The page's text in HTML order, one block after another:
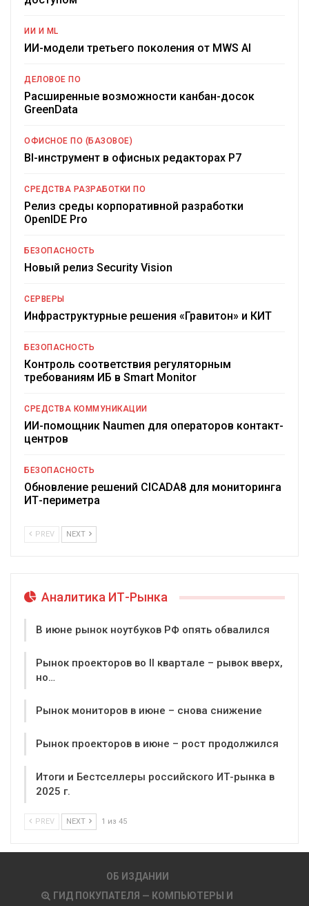
ИИ И ML
ИИ-модели третьего поколения от MWS AI
ДЕЛОВОЕ ПО
Расширенные возможности канбан-досок
GreenData
ОФИСНОЕ ПО (БАЗОВОЕ)
BI-инструмент в офисных редакторах Р7
СРЕДСТВА РАЗРАБОТКИ ПО
Релиз среды корпоративной разработки
OpenIDE Pro
БЕЗОПАСНОСТЬ
Новый релиз Security Vision
СЕРВЕРЫ
Инфраструктурные решения «Гравитон» и КИТ
БЕЗОПАСНОСТЬ
Контроль соответствия регуляторным
требованиям ИБ в Smart Monitor
СРЕДСТВА КОММУНИКАЦИИ
ИИ-помощник Naumen для операторов контакт-
центров
БЕЗОПАСНОСТЬ
Обновление решений CICADA8 для мониторинга
ИТ-периметра
PREV NEXT
Аналитика ИТ-Рынка
В июне рынок ноутбуков РФ опять обвалился
Рынок проекторов во II квартале – рывок вверх,
но…
Рынок мониторов в июне – снова снижение
Рынок проекторов в июне – рост продолжился
Итоги и Бестселлеры российского ИТ-рынка в
2025 г.
PREV NEXT 1 из 45
ОБ ИЗДАНИИ
ГИД ПОКУПАТЕЛЯ — КОМПЬЮТЕРЫ И